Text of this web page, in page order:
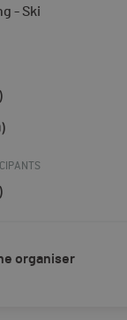
- Ski
organiser